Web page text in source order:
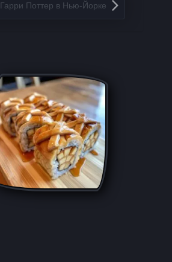
Гарри Поттер в Нью-Йорке